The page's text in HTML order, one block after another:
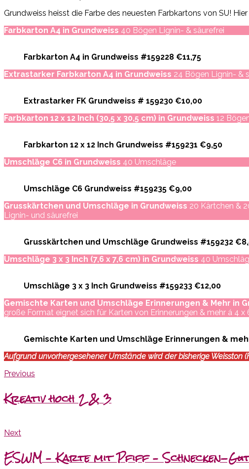
Grundweiss heisst die Farbe des neuesten Farbkartons von SU!
Farbkarton A4 in Grundweiss 40 Bögen Lignin- & säurefrei
Farbkarton A4 in Grundweiss #159228 €11,75
Extrastarker Farbkarton A4 in Grundweiss 24 Bögen Lignin- &
Extrastarker FK Grundweiss # 159230 €10,00
Farbkarton 12 x 12 Inch (30,5 x 30,5 cm) in Grundweiss 12
Farbkarton 12 x 12 Inch Grundweiss #159231 €9,50
Umschläge C6 in Grundweiss 40 Umschläge
Umschläge C6 Grundweiss #159235 €9,00
Grusskärtchen und Umschläge in Grundweiss 20 Kärtchen &
Lignin- und säurefrei
Grusskärtchen und Umschläge Grundweiss #159232
Umschläge 3 x 3 Inch (7,6 x 7,6 cm) in Grundweiss 40
Umschläge 3 x 3 Inch Grundweiss #159233 €12,00
Gemischte Karten und Umschläge Erinnerungen & Mehr in
große Format eignet sich für Karten von Erinnerungen & mehr á 4
Gemischte Karten und Umschläge Erinnerungen &
Aufgrund unvorhergesehener Umstände wird der bisherige Weisston
Previous
Kreativ hoch 2 & 3
Next
ESWM – Karte mit Pfiff – Schnecken-